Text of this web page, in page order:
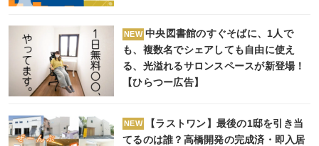
NEW 中央図書館のすぐそばに、1人で
も、複数名でシェアしても自由に使え
る、光溢れるサロンスペースが新登場！
【ひらつー広告】
NEW
【ラストワン】最後の1邸を引き当
てるのは誰？高橋開発の完成済・即入居